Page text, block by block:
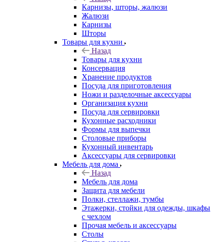
Карнизы, шторы, жалюзи
Жалюзи
Карнизы
Шторы
Товары для кухни
Назад
Товары для кухни
Консервация
Хранение продуктов
Посуда для приготовления
Ножи и разделочные аксессуары
Организация кухни
Посуда для сервировки
Кухонные расходники
Формы для выпечки
Столовые приборы
Кухонный инвентарь
Аксессуары для сервировки
Мебель для дома
Назад
Мебель для дома
Защита для мебели
Полки, стеллажи, тумбы
Этажерки, стойки для одежды, шкафы
с чехлом
Прочая мебель и аксессуары
Столы